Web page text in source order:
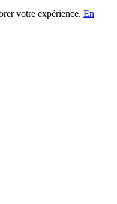
votre expérience. En